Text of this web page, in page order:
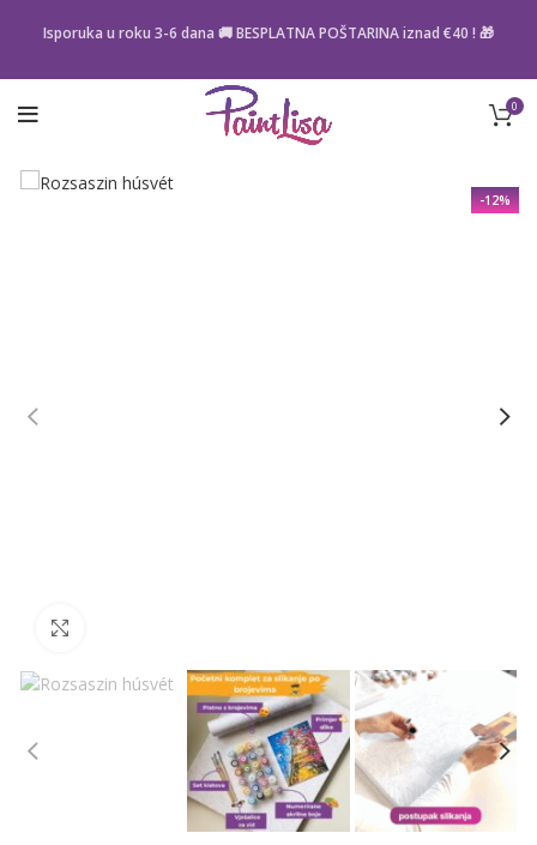
Isporuka u roku 3-6 dana 🚚 BESPLATNA POŠTARINA iznad €40 ! 🎁
0
-12%